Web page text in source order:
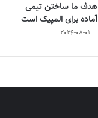
هدف ما ساختن تیمی
آماده برای المپیک است
2026-08-01